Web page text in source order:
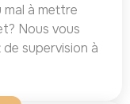
à mettre
Nous vous
supervision à